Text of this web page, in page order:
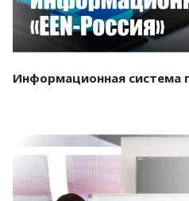
Информационная система